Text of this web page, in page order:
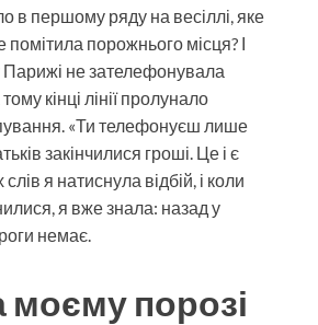
в першому ряду на весіллі, яке
порожнього місця? І
Парижі не зателефонувала
кінці лінії пролунало
«Ти телефонуєш лише
закінчилися гроші. Це і є
я натиснула відбій, і коли
я вже знала: назад у
немає.
моєму порозі